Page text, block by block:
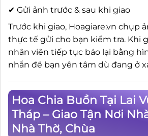
✔ Gửi ảnh trước & sau khi giao
Trước khi giao, Hoagiare.vn chụp
thực tế gửi cho bạn kiểm tra. Khi
nhân viên tiếp tục báo lại bằng
nhắn để bạn yên tâm dù đang ở
Hoa Chia Buồn Tại Lai
Tháp – Giao Tận Nơi
Nhà Thờ, Chùa